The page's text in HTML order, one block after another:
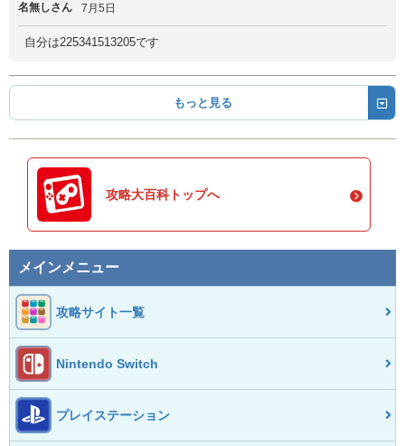
名無しさん 7月5日
自分は225341513205です
もっと見る
攻略大百科トップへ
メインメニュー
攻略サイト一覧
Nintendo Switch
プレイステーション